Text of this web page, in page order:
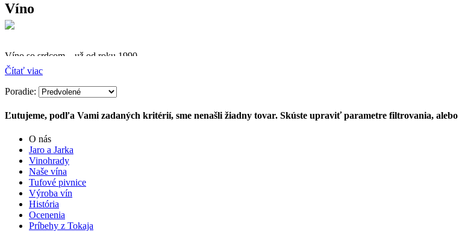
Víno
Víno so srdcom – už od roku 1990
Firma Ostrožovič je najstaršou privátnou firmou na slovenskom Tokaji.
Vyrábame kvalitné odrodové a výberové vína. Ako prví sme priniesli na slovenský trh sólo spracované vína z
Čítať viac
Poradie:
Ľutujeme, podľa Vami zadaných kritérií, sme nenašli žiadny tovar. Skúste upraviť parametre filtrovania,
O nás
Jaro a Jarka
Vinohrady
Naše vína
Tufové pivnice
Výroba vín
História
Ocenenia
Príbehy z Tokaja